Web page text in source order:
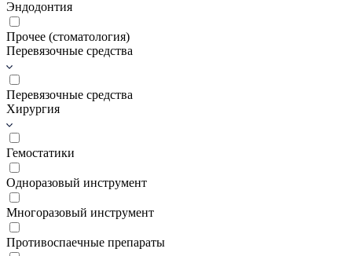
Эндодонтия
Прочее (стоматология)
Перевязочные средства
Перевязочные средства
Хирургия
Гемостатики
Одноразовый инструмент
Многоразовый инструмент
Противоспаечные препараты